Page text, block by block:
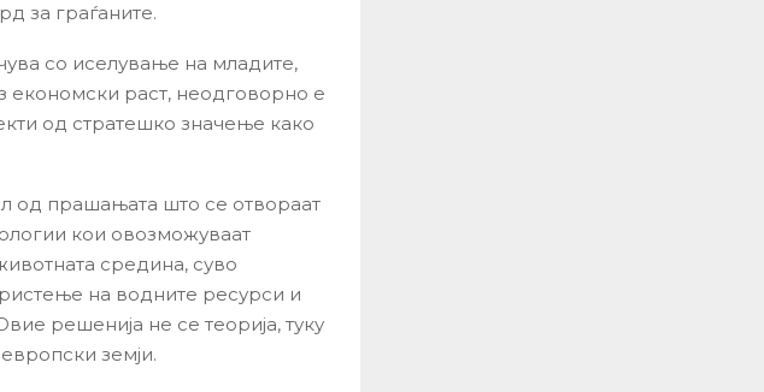
за граѓаните.
со иселување на младите,
економски раст, неодговорно е
од стратешко значење како
од прашањата што се отвораат
кои овозможуваат
средина, суво
на водните ресурси и
решенија не се теорија, туку
земји.